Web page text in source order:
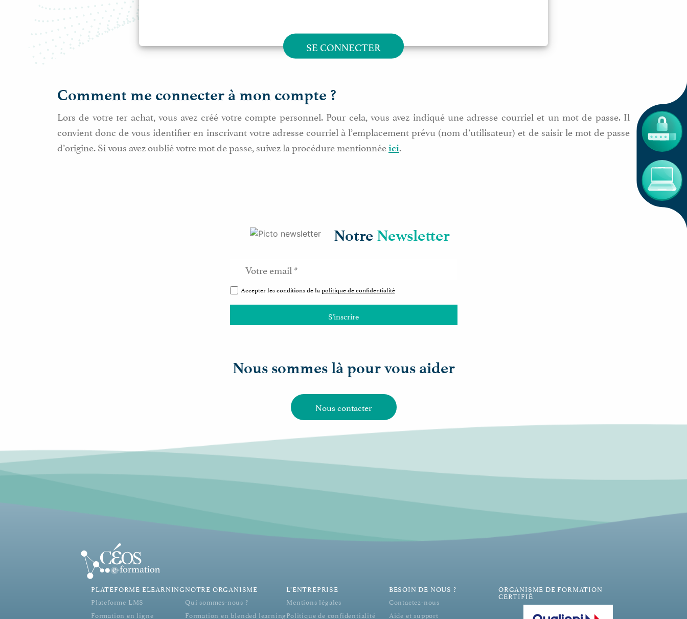
SE CONNECTER
Comment me connecter à mon compte ?
Lors de votre 1er achat, vous avez créé votre compte personnel. Pour cela, vous avez indiqué une adresse courriel et un mot de passe. Il
convient donc de vous identifier en inscrivant votre adresse courriel à l’emplacement prévu (nom d’utilisateur) et de saisir le mot de passe
d’origine. Si vous avez oublié votre mot de passe, suivez la procédure mentionnéeici.
Notre Newsletter
Accepter les conditions de lapolitique de confidentialité
Nous sommes là pour vous aider
Nous contacter
PLATEFORME ELEARNING
Plateforme LMS
Formation en ligne
NOTRE ORGANISME
Qui sommes-nous ?
Formation en blended learning
L’ENTREPRISE
Mentions légales
Politique de confidentialité
BESOIN DE NOUS ?
Contactez-nous
Aide et support
ORGANISME DE FORMATION
CERTIFIÉ